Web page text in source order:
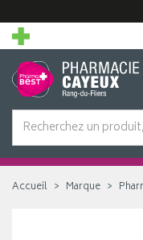
Accueil Marque